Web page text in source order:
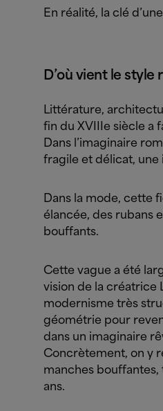
En réalité, la clé
D’où vient le style
Littérature,
fin du XVIIIe siècle a
Dans l’imaginaire
fragile et délicat, une
Dans la mode, cette
élancée, des rubans
bouffants.
Cette vague a été
vision de la créatrice
modernisme très
géométrie pour
dans un imaginaire
Concrètement, on y
manches
ans.